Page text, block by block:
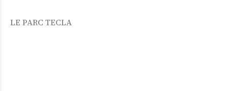
LE PARC TECLA